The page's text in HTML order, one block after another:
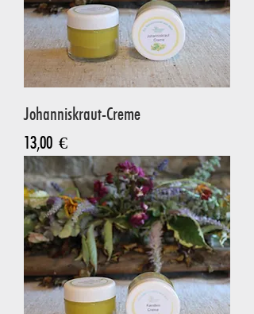
Johanniskraut-Creme
Preis
13,00 €